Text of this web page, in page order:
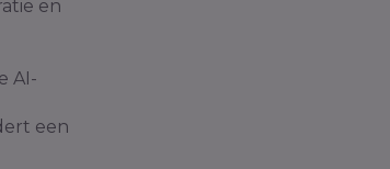
en
AI-
een